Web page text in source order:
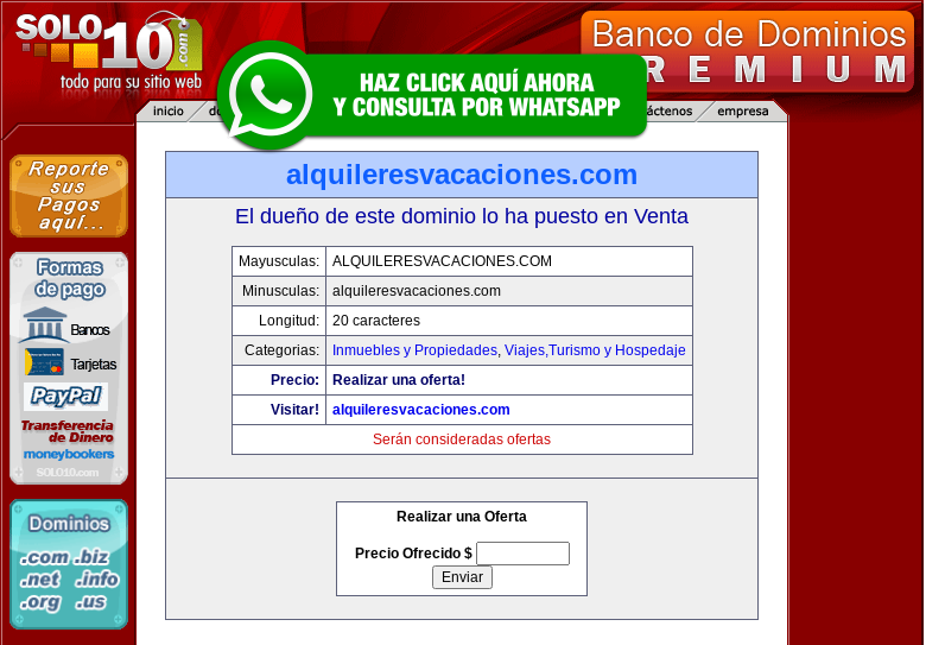
alquileresvacaciones.com
El dueño de este dominio lo ha puesto en Venta
Mayusculas:
ALQUILERESVACACIONES.COM
Minusculas:
alquileresvacaciones.com
Longitud:
20 caracteres
Categorias:
Inmuebles y Propiedades, Viajes,Turismo y Hospedaje
Precio:
Realizar una oferta!
Visitar!
alquileresvacaciones.com
Serán consideradas ofertas
Realizar una Oferta
Precio Ofrecido $